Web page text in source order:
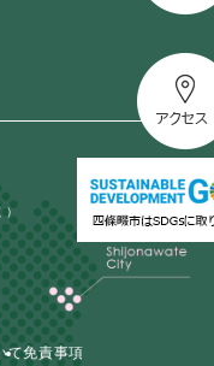
）
て免責事項